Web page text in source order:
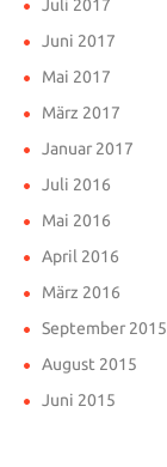
Juli 2017
Juni 2017
Mai 2017
März 2017
Januar 2017
Juli 2016
Mai 2016
April 2016
März 2016
September 2015
August 2015
Juni 2015